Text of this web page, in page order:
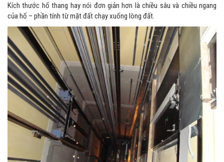
Kích thước hố thang hay nói đơn giản hơn là chiều sâu và chiều ngang
của hố – phần tính từ mặt đất chạy xuống lòng đất.